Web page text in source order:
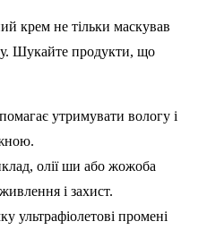
крем не тільки маскував
Шукайте продукти, що
утримувати вологу і
олії ши або жожоба
і захист.
ультрафіолетові промені